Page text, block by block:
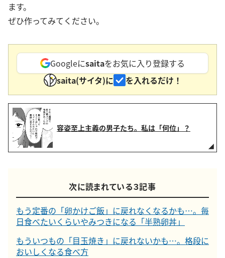
ます。
ぜひ作ってみてください。
Googleにsaitaをお気に入り登録する
saita(サイタ)に
を入れるだけ！
容姿至上主義の男子たち。私は「何位」？
次に読まれている３記事
もう定番の「卵かけご飯」に戻れなくなるかも…。毎
日食べたいくらいやみつきになる「半熟卵丼」
もういつもの「目玉焼き」に戻れないかも…。格段に
おいしくなる食べ方